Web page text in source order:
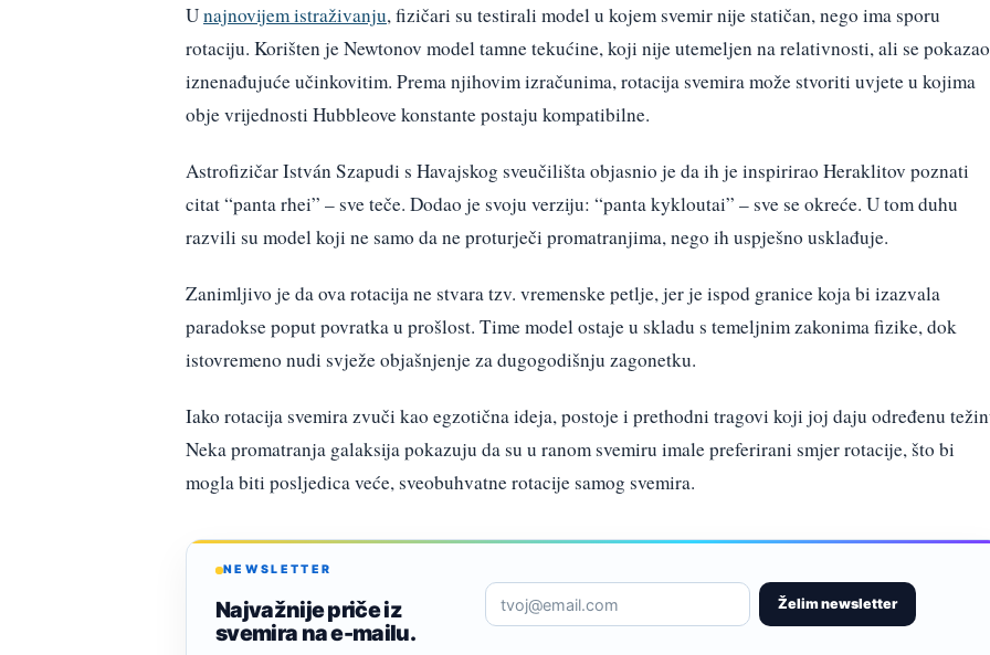
Unajnovijem istraživanju, fizičari su testirali model u kojem svemir nije statičan, nego ima sporu
rotaciju. Korišten je Newtonov model tamne tekućine, koji nije utemeljen na relativnosti, ali se pokazao
iznenađujuće učinkovitim. Prema njihovim izračunima, rotacija svemira može stvoriti uvjete u kojima
obje vrijednosti Hubbleove konstante postaju kompatibilne.
Astrofizičar István Szapudi s Havajskog sveučilišta objasnio je da ih je inspirirao Heraklitov poznati
citat “panta rhei” – sve teče. Dodao je svoju verziju: “panta kykloutai” – sve se okreće. U tom duhu
razvili su model koji ne samo da ne proturječi promatranjima, nego ih uspješno usklađuje.
Zanimljivo je da ova rotacija ne stvara tzv. vremenske petlje, jer je ispod granice koja bi izazvala
paradokse poput povratka u prošlost. Time model ostaje u skladu s temeljnim zakonima fizike, dok
istovremeno nudi svježe objašnjenje za dugogodišnju zagonetku.
Iako rotacija svemira zvuči kao egzotična ideja, postoje i prethodni tragovi koji joj daju određenu
Neka promatranja galaksija pokazuju da su u ranom svemiru imale preferirani smjer rotacije, što bi
mogla biti posljedica veće, sveobuhvatne rotacije samog svemira.
NEWSLETTER
Najvažnije priče iz
svemira na e-mailu.
Želim newsletter